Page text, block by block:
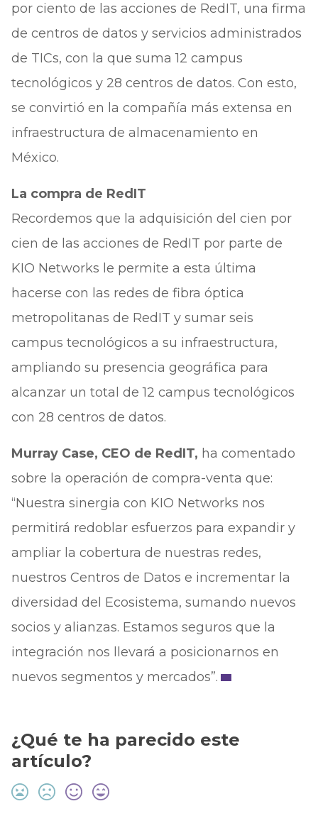
por ciento de las acciones de RedIT, una firma
de centros de datos y servicios administrados
de TICs, con la que suma 12 campus
tecnológicos y 28 centros de datos. Con esto,
se convirtió en la compañía más extensa en
infraestructura de almacenamiento en
México.
La compra de RedIT
Recordemos que la adquisición del cien por
cien de las acciones de RedIT por parte de
KIO Networks le permite a esta última
hacerse con las redes de fibra óptica
metropolitanas de RedIT y sumar seis
campus tecnológicos a su infraestructura,
ampliando su presencia geográfica para
alcanzar un total de 12 campus tecnológicos
con 28 centros de datos.
Murray Case, CEO de RedIT, ha comentado
sobre la operación de compra-venta que:
“Nuestra sinergia con KIO Networks nos
permitirá redoblar esfuerzos para expandir y
ampliar la cobertura de nuestras redes,
nuestros Centros de Datos e incrementar la
diversidad del Ecosistema, sumando nuevos
socios y alianzas. Estamos seguros que la
integración nos llevará a posicionarnos en
nuevos segmentos y mercados”.
¿Qué te ha parecido este
artículo?